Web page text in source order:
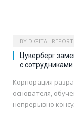
BY DIGITAL REPORT
Цукерберг
с сотрудниками
Корпорация
основателя,
непрерывно